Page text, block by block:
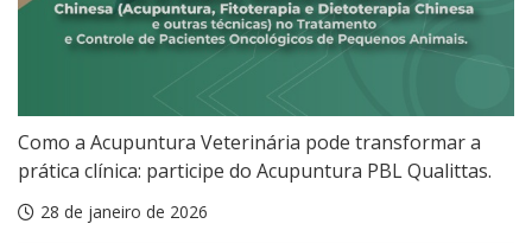
Como a Acupuntura Veterinária pode transformar a
prática clínica: participe do Acupuntura PBL Qualittas.
28 de janeiro de 2026